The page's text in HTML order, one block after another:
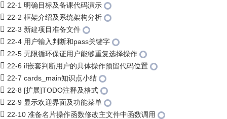
22-1 明确目标及备课代码演示
22-2 框架介绍及系统架构分析
22-3 新建项目准备文件
22-4 用户输入判断和pass关键字
22-5 无限循环保证用户能够重复选择操作
22-6 if嵌套判断用户的具体操作预留代码位置
22-7 cards_main知识点小结
22-8 [扩展]TODO注释及格式
22-9 显示欢迎界面及功能菜单
22-10 准备名片操作函数修改主文件中函数调用